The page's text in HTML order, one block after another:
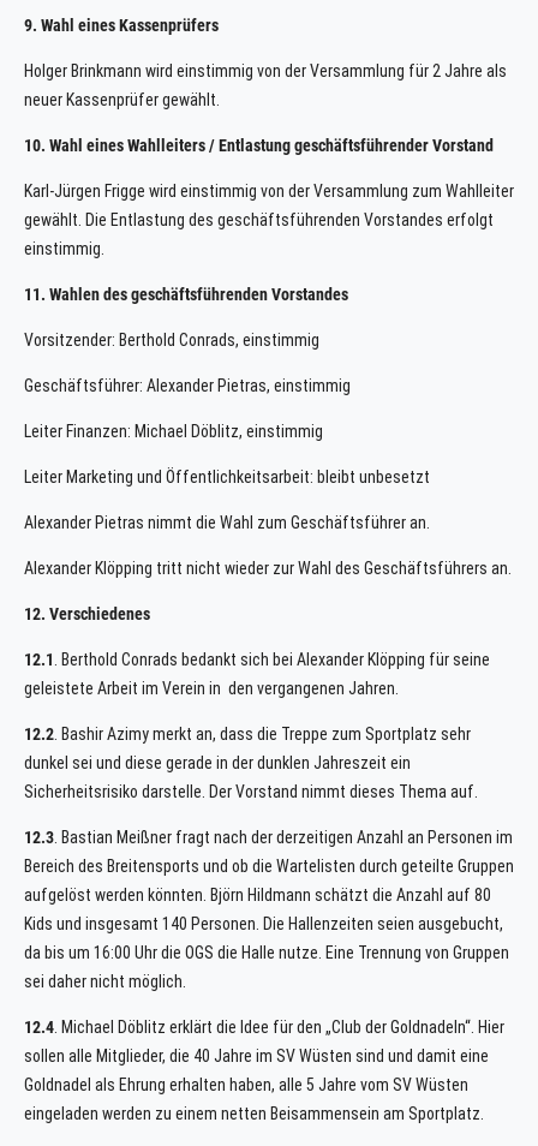
9. Wahl eines Kassenprüfers
Holger Brinkmann wird einstimmig von der Versammlung für 2 Jahre als
neuer Kassenprüfer gewählt.
10. Wahl eines Wahlleiters / Entlastung geschäftsführender Vorstand
Karl-Jürgen Frigge wird einstimmig von der Versammlung zum Wahlleiter
gewählt. Die Entlastung des geschäftsführenden Vorstandes erfolgt
einstimmig.
11. Wahlen des geschäftsführenden Vorstandes
Vorsitzender: Berthold Conrads, einstimmig
Geschäftsführer: Alexander Pietras, einstimmig
Leiter Finanzen: Michael Döblitz, einstimmig
Leiter Marketing und Öffentlichkeitsarbeit: bleibt unbesetzt
Alexander Pietras nimmt die Wahl zum Geschäftsführer an.
Alexander Klöpping tritt nicht wieder zur Wahl des Geschäftsführers an.
12. Verschiedenes
12.1
. Berthold Conrads bedankt sich bei Alexander Klöpping für seine
geleistete Arbeit im Verein in den vergangenen Jahren.
12.2 . Bashir Azimy merkt an, dass die Treppe zum Sportplatz sehr
dunkel sei und diese gerade in der dunklen Jahreszeit ein
Sicherheitsrisiko darstelle. Der Vorstand nimmt dieses Thema auf.
12.3 . Bastian Meißner fragt nach der derzeitigen Anzahl an Personen im
Bereich des Breitensports und ob die Wartelisten durch geteilte Gruppen
aufgelöst werden könnten. Björn Hildmann schätzt die Anzahl auf 80
Kids und insgesamt 140 Personen. Die Hallenzeiten seien ausgebucht,
da bis um 16:00 Uhr die OGS die Halle nutze. Eine Trennung von Gruppen
sei daher nicht möglich.
12.4 . Michael Döblitz erklärt die Idee für den „Club der Goldnadeln“. Hier
sollen alle Mitglieder, die 40 Jahre im SV Wüsten sind und damit eine
Goldnadel als Ehrung erhalten haben, alle 5 Jahre vom SV Wüsten
eingeladen werden zu einem netten Beisammensein am Sportplatz.